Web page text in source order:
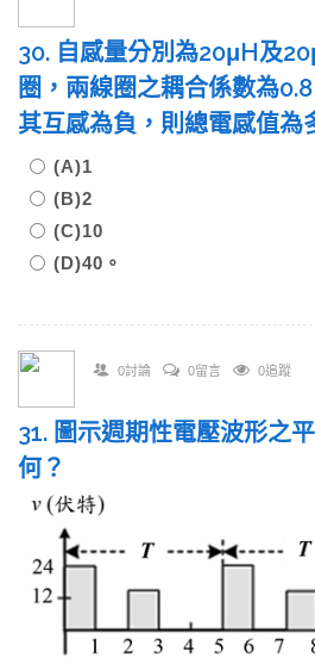
30. 自感量分別為20μH及
圈，兩線圈之耦合係數為
其互感為負，則總電感值
(A)1
(B)2
(C)10
(D)40。
0討論 0留言 0追蹤
31. 圖示週期性電壓波形之
何？